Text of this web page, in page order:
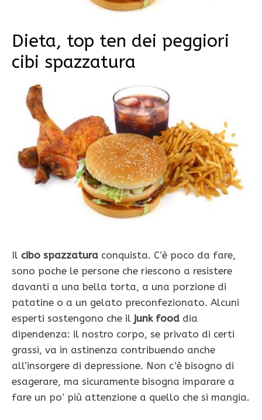
Dieta, top ten dei peggiori
cibi spazzatura
Il cibo spazzatura conquista. C’è poco da fare,
sono poche le persone che riescono a resistere
davanti a una bella torta, a una porzione di
patatine o a un gelato preconfezionato. Alcuni
esperti sostengono che il junk food dia
dipendenza: il nostro corpo, se privato di certi
grassi, va in astinenza contribuendo anche
all’insorgere di depressione. Non c’è bisogno di
esagerare, ma sicuramente bisogna imparare a
fare un po’ più attenzione a quello che si mangia.